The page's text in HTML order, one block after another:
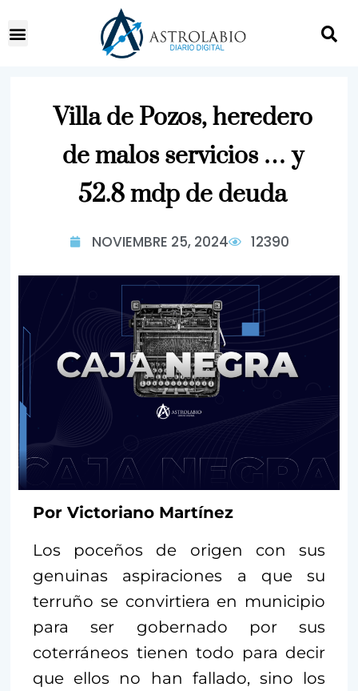
Villa de Pozos, heredero
de malos servicios … y
52.8 mdp de deuda
NOVIEMBRE 25, 2024 12390
Por Victoriano Martínez
Los poceños de origen con sus
genuinas aspiraciones a que su
terruño se convirtiera en municipio
para ser gobernado por sus
coterráneos tienen todo para decir
que ellos no han fallado, sino los